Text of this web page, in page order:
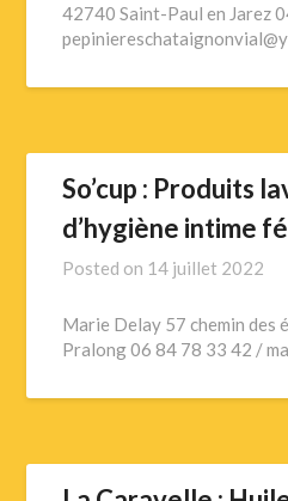
42740 Saint-Paul en Jarez
So’cup : Produits
d’hygiène intime
Posted on 14 juillet 2022
Marie Delay 57 chemin des
Pralong 06 84 78 33 42 /